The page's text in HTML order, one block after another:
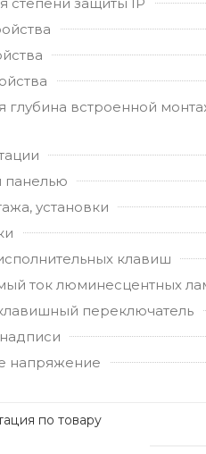
глубина встроенной
панелью
установки
клавиш
ток люминесцентных
переключатель
напряжение
по товару